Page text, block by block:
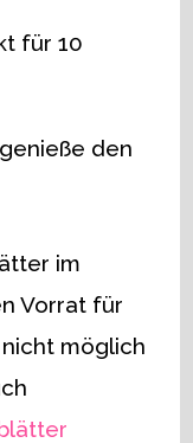
für 10
den
im
Vorrat für
nicht möglich